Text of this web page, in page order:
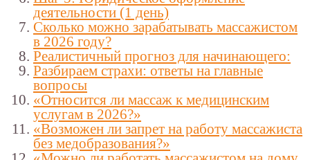
деятельности (1 день)
Сколько можно зарабатывать массажистом
в 2026 году?
Реалистичный прогноз для начинающего:
Разбираем страхи: ответы на главные
вопросы
«Относится ли массаж к медицинским
услугам в 2026?»
«Возможен ли запрет на работу массажиста
без медобразования?»